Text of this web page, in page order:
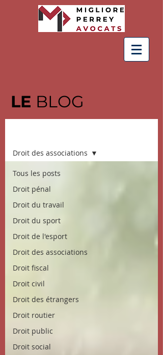
LE BLOG
Tous les posts
Droit pénal
Droit du travail
Droit du sport
Droit de l'esport
Droit des associations
Droit fiscal
Droit civil
Droit des étrangers
Droit routier
Droit public
Droit social
Droit des associations